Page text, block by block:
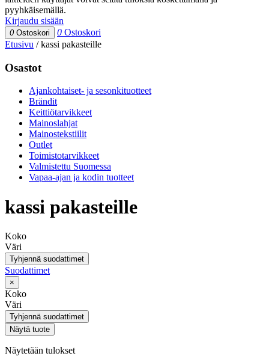
pyyhkäisemällä.
Kirjaudu sisään
0 Ostoskori 0 Ostoskori
Etusivu /kassi pakasteille
Osastot
Ajankohtaiset- ja sesonkituotteet
Brändit
Keittiötarvikkeet
Mainoslahjat
Mainostekstiilit
Outlet
Toimistotarvikkeet
Valmistettu Suomessa
Vapaa-ajan ja kodin tuotteet
kassi pakasteille
Koko
Väri
Tyhjennä suodattimet
Suodattimet
×
Koko
Väri
Tyhjennä suodattimet
Näytä tuote
Näytetään tulokset